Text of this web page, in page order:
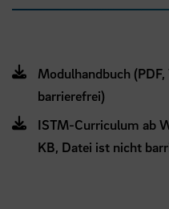
Modulhandbuch
barrierefrei)
ISTM-Curriculum ab
KB, Datei ist nicht